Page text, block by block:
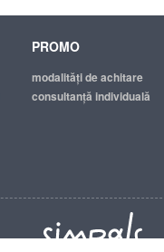
PROMO
modalităţi de achitare
consultanță individuală